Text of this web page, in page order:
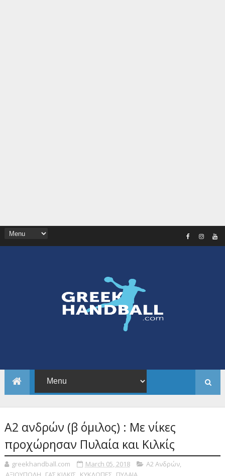
Α2 ανδρών (β όμιλος) : Με νίκες
προχώρησαν Πυλαία και Κιλκίς
greekhandball.com March 05, 2018 Α2 Ανδρών,